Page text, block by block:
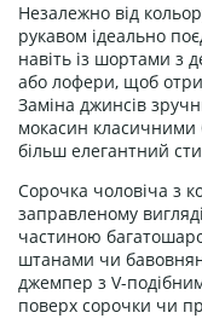
Незалежно від
рукавом ідеально
навіть із шортами з
або лофери, щоб
Заміна джинсів
мокасин
більш елегантний
Сорочка чоловіча з
заправленому
частиною
штанами чи
джемпер з V-
поверх сорочки чи